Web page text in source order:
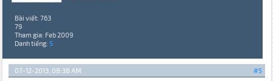
Bài viết: 763
79
Tham gia: Feb 2009
Danh tiếng: 5
#5
07-12-2013, 08:38 AM